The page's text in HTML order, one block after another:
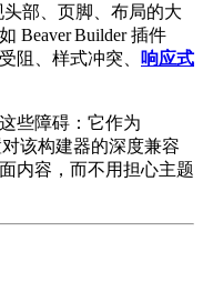
部、页脚、布局的大
Beaver Builder 插件
阻、样式冲突、
响应式
些障碍：它作为
该构建器的深度兼容
内容，而不用担心主题